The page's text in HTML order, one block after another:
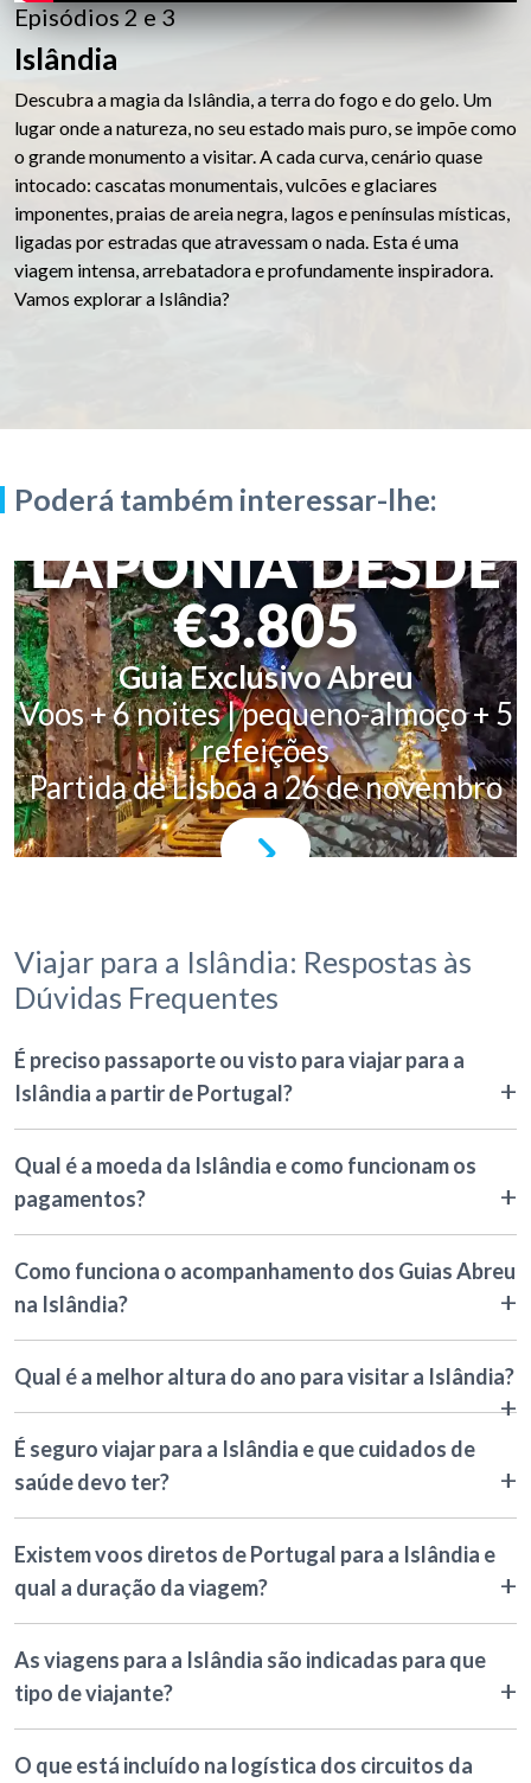
Episódios 2 e 3
Islândia
Descubra a magia da Islândia, a terra do fogo e do gelo. Um
lugar onde a natureza, no seu estado mais puro, se impõe como
o grande monumento a visitar. A cada curva, cenário quase
intocado: cascatas monumentais, vulcões e glaciares
imponentes, praias de areia negra, lagos e penínsulas místicas,
ligadas por estradas que atravessam o nada. Esta é uma
viagem intensa, arrebatadora e profundamente inspiradora.
Vamos explorar a Islândia?
Poderá também interessar-lhe:
LAPÓNIA DESDE
€3.805
Guia Exclusivo Abreu
Voos + 6 noites | pequeno-almoço + 5
refeições
Partida de Lisboa a 26 de novembro
Viajar para a Islândia: Respostas às
Dúvidas Frequentes
É preciso passaporte ou visto para viajar para a
Islândia a partir de Portugal?
Qual é a moeda da Islândia e como funcionam os
pagamentos?
Como funciona o acompanhamento dos Guias Abreu
na Islândia?
Qual é a melhor altura do ano para visitar a Islândia?
É seguro viajar para a Islândia e que cuidados de
saúde devo ter?
Existem voos diretos de Portugal para a Islândia e
qual a duração da viagem?
As viagens para a Islândia são indicadas para que
tipo de viajante?
O que está incluído na logística dos circuitos da